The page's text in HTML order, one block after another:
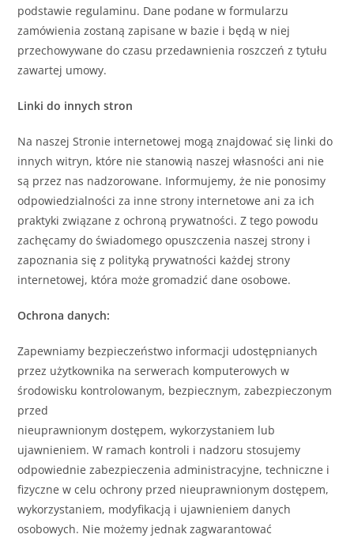
podstawie regulaminu. Dane podane w formularzu
zamówienia zostaną zapisane w bazie i będą w niej
przechowywane do czasu przedawnienia roszczeń z tytułu
zawartej umowy.
Linki do innych stron
Na naszej Stronie internetowej mogą znajdować się linki do
innych witryn, które nie stanowią naszej własności ani nie
są przez nas nadzorowane. Informujemy, że nie ponosimy
odpowiedzialności za inne strony internetowe ani za ich
praktyki związane z ochroną prywatności. Z tego powodu
zachęcamy do świadomego opuszczenia naszej strony i
zapoznania się z polityką prywatności każdej strony
internetowej, która może gromadzić dane osobowe.
Ochrona danych:
Zapewniamy bezpieczeństwo informacji udostępnianych
przez użytkownika na serwerach komputerowych w
środowisku kontrolowanym, bezpiecznym, zabezpieczonym
przed
nieuprawnionym dostępem, wykorzystaniem lub
ujawnieniem. W ramach kontroli i nadzoru stosujemy
odpowiednie zabezpieczenia administracyjne, techniczne i
fizyczne w celu ochrony przed nieuprawnionym dostępem,
wykorzystaniem, modyfikacją i ujawnieniem danych
osobowych. Nie możemy jednak zagwarantować